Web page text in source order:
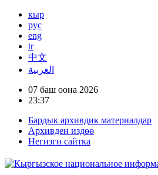
кыр
рус
eng
tr
中文
العربية
07 баш оона 2026
23:37
Бардык архивдик материалдар
Архивден издөө
Негизги сайтка